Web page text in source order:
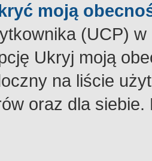
moją
(UCP) w
Ukryj moją
na liście
oraz dla